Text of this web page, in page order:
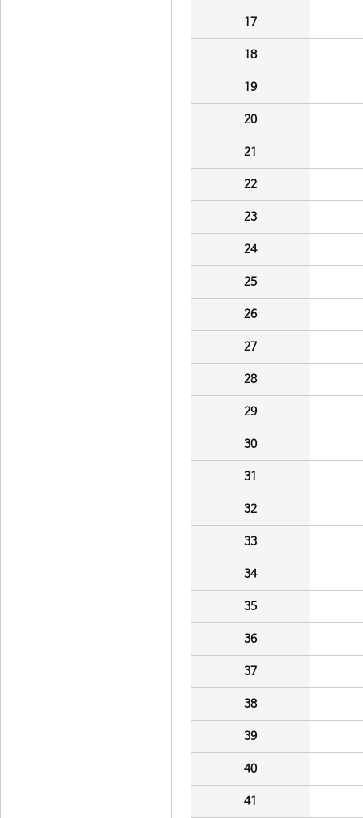
17
18
19
20
21
22
23
24
25
26
27
28
29
30
31
32
33
34
35
36
37
38
39
40
41